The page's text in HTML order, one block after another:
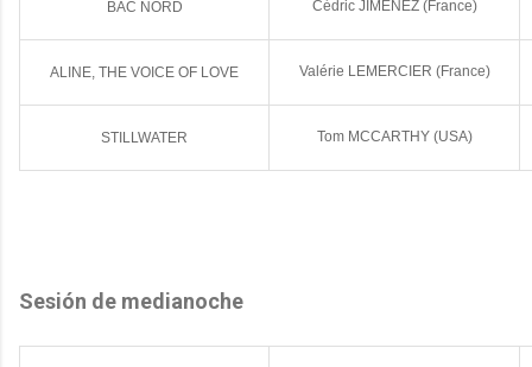
BAC NORD Cédric JIMENEZ (France)
ALINE, THE VOICE OF LOVE Valérie LEMERCIER (France)
STILLWATER Tom MCCARTHY (USA)
Sesión de medianoche